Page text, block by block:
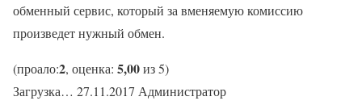
обменный сервис, который за вменяемую комиссию
произведет нужный обмен.
(проало:2, оценка: 5,00из 5)
Загрузка… 27.11.2017 Администратор